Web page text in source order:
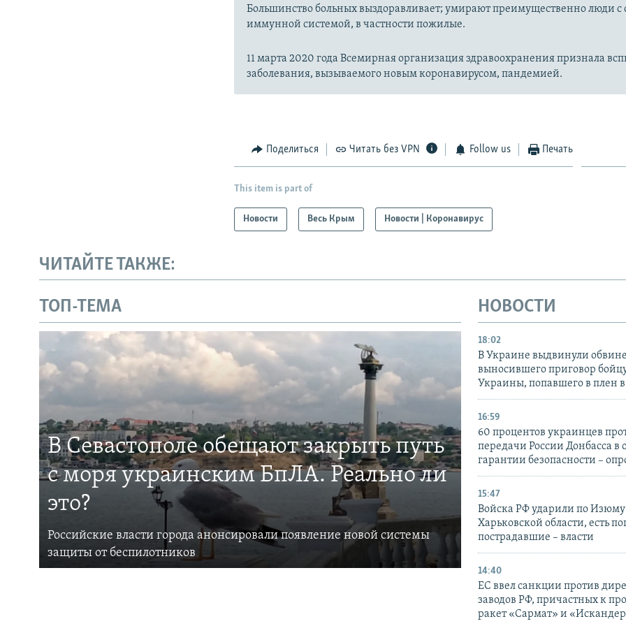
Большинство больных выздоравливает; умирают преимущественно люди с
иммунной системой, в частности пожилые.
11 марта 2020 года Всемирная организация здравоохранения признала
заболевания, вызываемого новым коронавирусом, пандемией.
Поделиться Читать без VPN Follow us Печать
This item is part of
Новости Весь Крым Новости | Коронавирус
ЧИТАЙТЕ ТАКЖЕ:
ТОП-ТЕМА
В Севастополе обещают закрыть путь
с моря украинским БпЛА. Реально ли
это?
Российские власти города анонсировали появление новой системы
защиты от беспилотников
НОВОСТИ
18:02
В Украине выдвинули
выносившего приговор
Украины, попавшего в плен
16:59
60 процентов украинцев
передачи России Донбасса в
гарантии безопасности –
15:47
Войска РФ ударили по Изюму
Харьковской области, есть
пострадавшие – власти
14:40
ЕС ввел санкции против
заводов РФ, причастных к
ракет «Сармат» и